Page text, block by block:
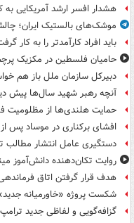
هشدار افسر ارشد آمریکایی
موشک‌های بالستیک ایران؛
باید افراد کارآمدتر را به کار
حامیان فلسطین در مکزیک
دبیرکل سازمان ملل باز هم
آنچه رهبر شهید سال‌ها پیش
حمایت هلندی‌ها از مظلومیت
افشای برکناری در موساد پس
دستگیری عامل انتشار مطالب
روایت تکان‌دهنده دانش‌آموز
هدف قرار گرفتن اتاق‌
شکست پروژه «خاورمیانه جدید»
گزافه‌گویی و لفاظی جدید ترامپ